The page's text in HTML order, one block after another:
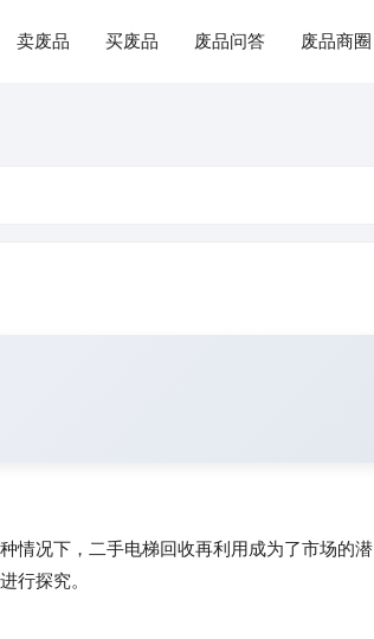
卖废品 买废品 废品问答 废品商圈
情况下，二手电梯回收再利用成为了市场的潜
行探究。